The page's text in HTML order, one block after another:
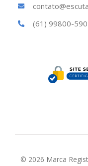
(61) 99800-
© 2026 Marca